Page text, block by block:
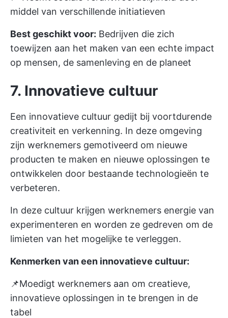
middel van verschillende initiatieven
Best geschikt voor: Bedrijven die zich
toewijzen aan het maken van een echte impact
op mensen, de samenleving en de planeet
7. Innovatieve cultuur
Een innovatieve cultuur gedijt bij voortdurende
creativiteit en verkenning. In deze omgeving
zijn werknemers gemotiveerd om nieuwe
producten te maken en nieuwe oplossingen te
ontwikkelen door bestaande technologieën te
verbeteren.
In deze cultuur krijgen werknemers energie van
experimenteren en worden ze gedreven om de
limieten van het mogelijke te verleggen.
Kenmerken van een innovatieve cultuur:
📌Moedigt werknemers aan om creatieve,
innovatieve oplossingen in te brengen in de
tabel